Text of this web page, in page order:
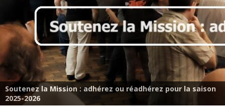
Soutenez la Mission : adhérez ou réadhérez pour la saison
2025-2026